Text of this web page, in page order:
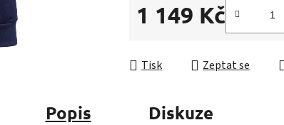
1 149 Kč
Tisk Zeptat se
Popis Diskuze